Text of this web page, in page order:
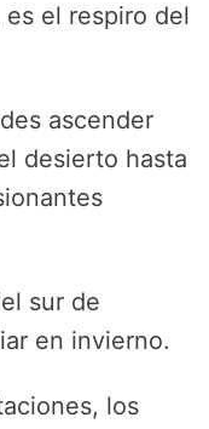
el respiro del
ascender
desierto hasta
sur de
en invierno.
los